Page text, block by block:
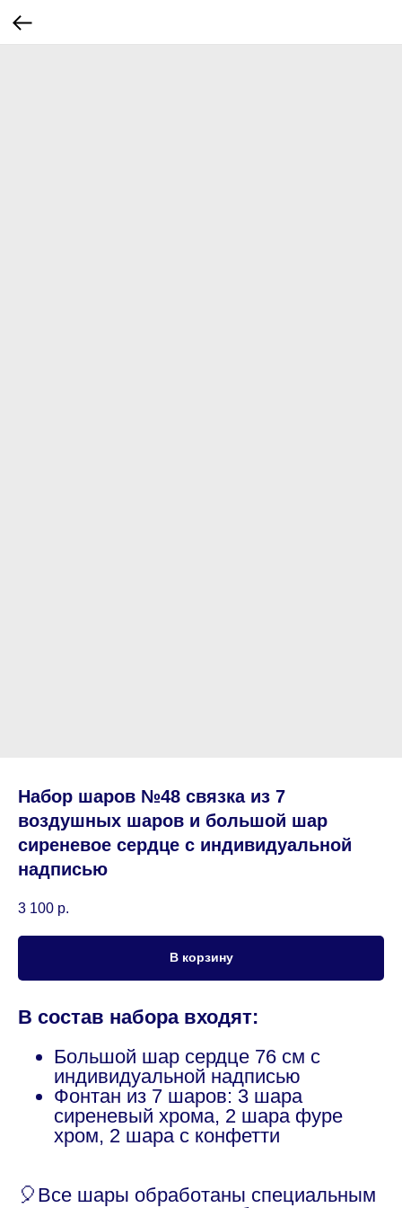
Набор шаров №48 связка из 7
воздушных шаров и большой шар
сиреневое сердце с индивидуальной
надписью
3 100 р.
В корзину
В состав набора входят:
Большой шар сердце 76 см с
индивидуальной надписью
Фонтан из 7 шаров: 3 шара
сиреневый хрома, 2 шара фуре
хром, 2 шара с конфетти
🎈Все шары обработаны специальным